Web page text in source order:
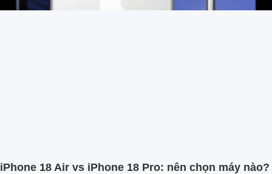
iPhone 18 Air vs iPhone 18 Pro: nên chọn máy nào?